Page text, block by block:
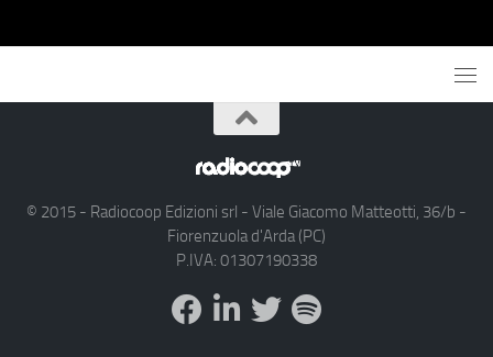
© 2015 - Radiocoop Edizioni srl - Viale Giacomo Matteotti, 36/b -
Fiorenzuola d'Arda (PC)
P.IVA: 01307190338